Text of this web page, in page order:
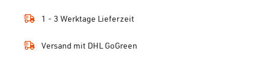
1 - 3 Werktage Lieferzeit
Versand mit DHL GoGreen